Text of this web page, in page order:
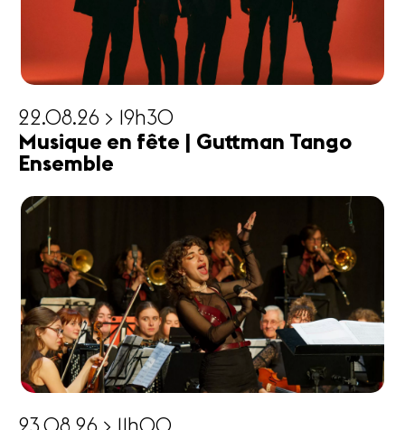
22.08.26 > 19h30
Musique en fête | Guttman Tango
Ensemble